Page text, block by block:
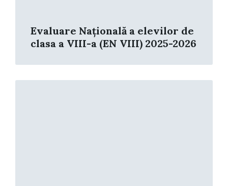
Evaluare Națională a elevilor de
clasa a VIII-a (EN VIII) 2025-2026
Read